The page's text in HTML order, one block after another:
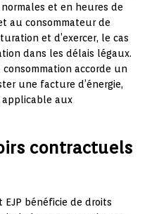
et en heures de
au consommateur de
et d’exercer, le cas
dans les délais légaux.
consommation accorde un
une facture d’énergie,
applicable aux
contractuels
EJP bénéficie de droits